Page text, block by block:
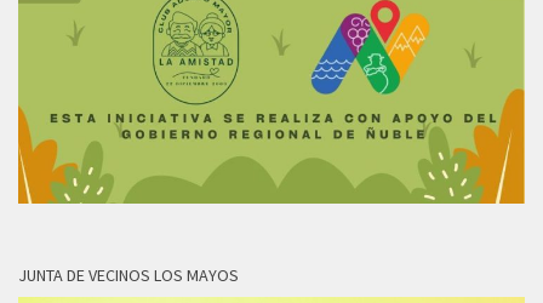
JUNTA DE VECINOS LOS MAYOS